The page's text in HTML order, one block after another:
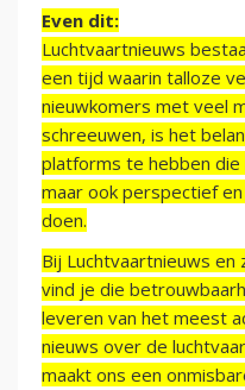
Even dit:
Luchtvaartnieuws
een tijd waarin talloze
nieuwkomers met veel
schreeuwen, is het
platforms te hebben die
maar ook perspectief
doen.
Bij Luchtvaartnieuws
vind je die
leveren van het meest
nieuws over de
maakt ons een